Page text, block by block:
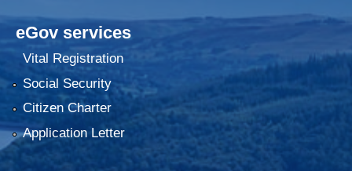
eGov services
Vital Registration
Social Security
Citizen Charter
Application Letter